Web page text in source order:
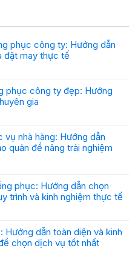
phục công ty: Hướng dẫn
đặt may thực tế
phục công ty đẹp: Hướng
gia
nhà hàng: Hướng dẫn
quản để nâng trải nghiệm
phục: Hướng dẫn chọn
trình và kinh nghiệm thực tế
Hướng dẫn toàn diện và kinh
chọn dịch vụ tốt nhất